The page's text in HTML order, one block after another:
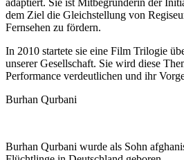
dem Ziel die Gleichstellung von
Fernsehen zu fördern.
In 2010 startete sie eine Film Trilogie
unserer Gesellschaft. Sie wird diese
Performance verdeutlichen und ihr
Burhan Qurbani
Burhan Qurbani wurde als Sohn